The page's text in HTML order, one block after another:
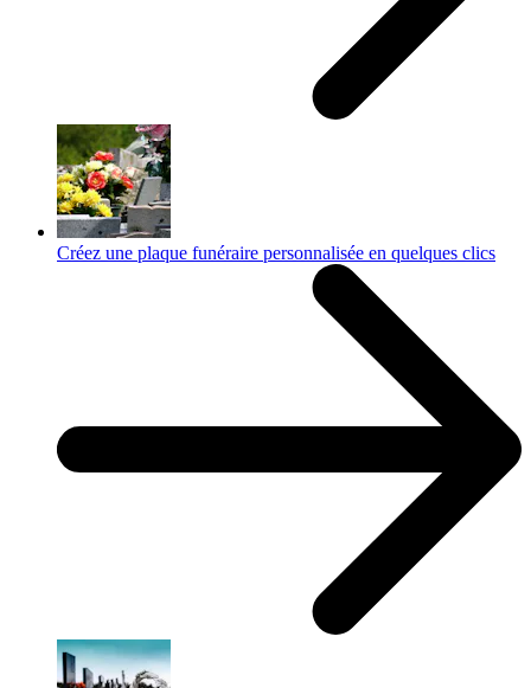
Créez une plaque funéraire personnalisée en quelques clics